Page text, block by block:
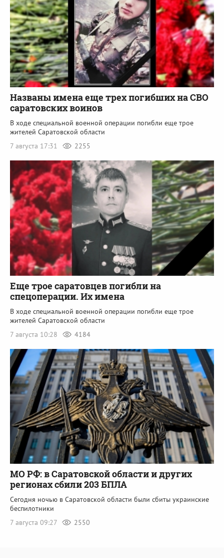
Названы имена еще трех погибших на СВО
саратовских воинов
В ходе специальной военной операции погибли еще трое
жителей Саратовской области
7 августа 17:31
2255
Еще трое саратовцев погибли на
спецоперации. Их имена
В ходе специальной военной операции погибли еще трое
жителей Саратовской области
7 августа 10:28
4184
МО РФ: в Саратовской области и других
регионах сбили 203 БПЛА
Сегодня ночью в Саратовской области были сбиты украинские
беспилотники
7 августа 09:27
2550